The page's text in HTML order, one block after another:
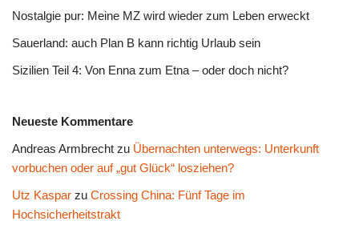
Nostalgie pur: Meine MZ wird wieder zum Leben erweckt
Sauerland: auch Plan B kann richtig Urlaub sein
Sizilien Teil 4: Von Enna zum Etna – oder doch nicht?
Neueste Kommentare
Andreas Armbrecht zu Übernachten unterwegs: Unterkunft
vorbuchen oder auf „gut Glück“ losziehen?
Utz Kaspar zu Crossing China: Fünf Tage im
Hochsicherheitstrakt